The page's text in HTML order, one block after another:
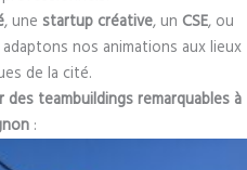
, une startup créative, un CSE, ou
nos animations aux lieux
de la cité.
teambuildings remarquables à
: